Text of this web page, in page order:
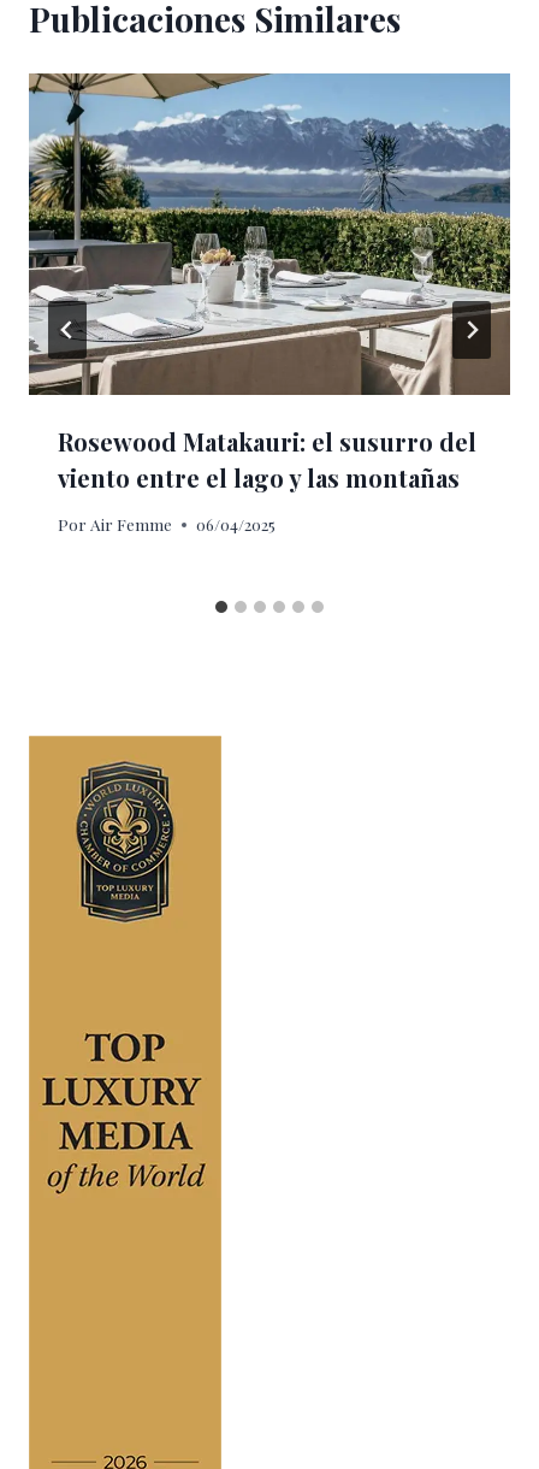
Publicaciones Similares
Rosewood Matakauri: el susurro del
viento entre el lago y las montañas
Por Air Femme 06/04/2025